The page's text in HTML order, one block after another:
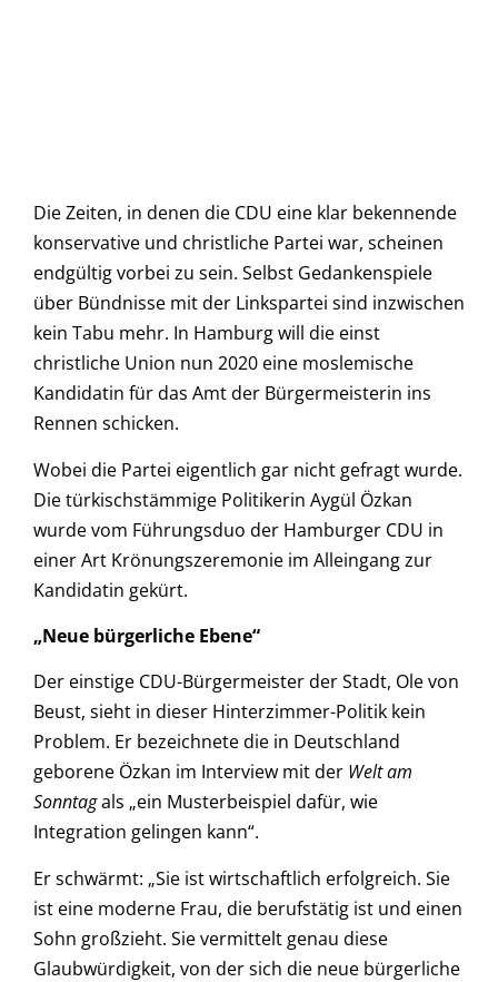
Die Zeiten, in denen die CDU eine klar bekennende
konservative und christliche Partei war, scheinen
endgültig vorbei zu sein. Selbst Gedankenspiele
über Bündnisse mit der Linkspartei sind inzwischen
kein Tabu mehr. In Hamburg will die einst
christliche Union nun 2020 eine moslemische
Kandidatin für das Amt der Bürgermeisterin ins
Rennen schicken.
Wobei die Partei eigentlich gar nicht gefragt wurde.
Die türkischstämmige Politikerin Aygül Özkan
wurde vom Führungsduo der Hamburger CDU in
einer Art Krönungszeremonie im Alleingang zur
Kandidatin gekürt.
„Neue bürgerliche Ebene“
Der einstige CDU-Bürgermeister der Stadt, Ole von
Beust, sieht in dieser Hinterzimmer-Politik kein
Problem. Er bezeichnete die in Deutschland
geborene Özkan im Interview mit der Welt am
Sonntagals „ein Musterbeispiel dafür, wie
Integration gelingen kann“.
Er schwärmt: „Sie ist wirtschaftlich erfolgreich. Sie
ist eine moderne Frau, die berufstätig ist und einen
Sohn großzieht. Sie vermittelt genau diese
Glaubwürdigkeit, von der sich die neue bürgerliche